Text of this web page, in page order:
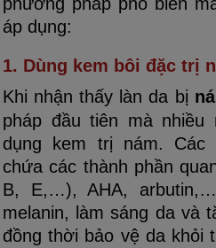
áp dụng:
1. Dùng kem bôi đặc trị
Khi nhận thấy làn da bị
pháp đầu tiên mà
dụng kem trị nám. Các
chứa các thành phần
B, E,…), AHA,
melanin, làm sáng da và
đồng thời bảo vệ da khỏi